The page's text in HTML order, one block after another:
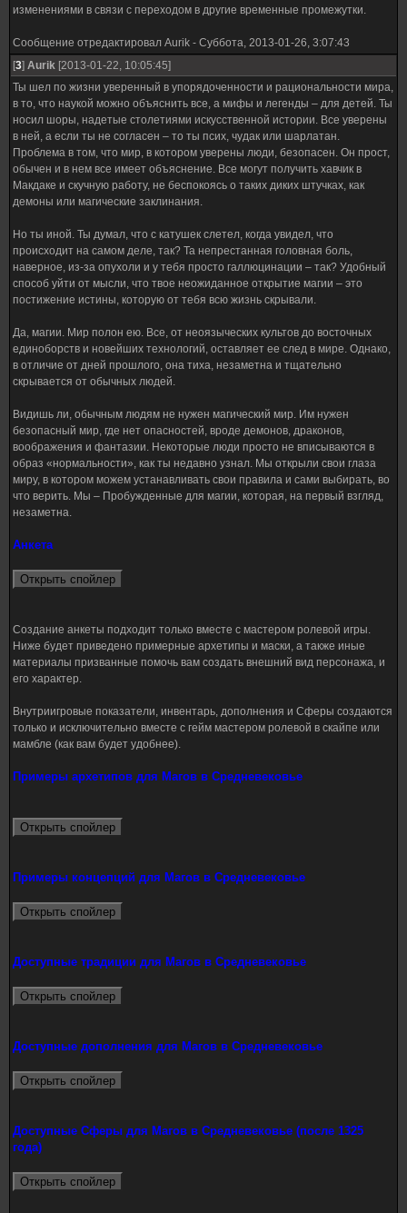
изменениями в связи с переходом в другие временные промежутки.
Сообщение отредактировал Aurik - Суббота, 2013-01-26, 3:07:43
[3] Aurik [2013-01-22, 10:05:45]
Ты шел по жизни уверенный в упорядоченности и рациональности мира,
в то, что наукой можно объяснить все, а мифы и легенды – для детей. Ты
носил шоры, надетые столетиями искусственной истории. Все уверены
в ней, а если ты не согласен – то ты псих, чудак или шарлатан.
Проблема в том, что мир, в котором уверены люди, безопасен. Он прост,
обычен и в нем все имеет объяснение. Все могут получить хавчик в
Макдаке и скучную работу, не беспокоясь о таких диких штучках, как
демоны или магические заклинания.
Но ты иной. Ты думал, что с катушек слетел, когда увидел, что
происходит на самом деле, так? Та непрестанная головная боль,
наверное, из-за опухоли и у тебя просто галлюцинации – так? Удобный
способ уйти от мысли, что твое неожиданное открытие магии – это
постижение истины, которую от тебя всю жизнь скрывали.
Да, магии. Мир полон ею. Все, от неоязыческих культов до восточных
единоборств и новейших технологий, оставляет ее след в мире. Однако,
в отличие от дней прошлого, она тиха, незаметна и тщательно
скрывается от обычных людей.
Видишь ли, обычным людям не нужен магический мир. Им нужен
безопасный мир, где нет опасностей, вроде демонов, драконов,
воображения и фантазии. Некоторые люди просто не вписываются в
образ «нормальности», как ты недавно узнал. Мы открыли свои глаза
миру, в котором можем устанавливать свои правила и сами выбирать, во
что верить. Мы – Пробужденные для магии, которая, на первый взгляд,
незаметна.
Анкета
Создание анкеты подходит только вместе с мастером ролевой игры.
Ниже будет приведено примерные архетипы и маски, а также иные
материалы призванные помочь вам создать внешний вид персонажа, и
его характер.
Внутриигровые показатели, инвентарь, дополнения и Сферы создаются
только и исключительно вместе с гейм мастером ролевой в скайпе или
мамбле (как вам будет удобнее).
Примеры архетипов для Магов в Средневековье
Примеры концепций для Магов в Средневековье
Доступные традиции для Магов в Средневековье
Доступные дополнения для Магов в Средневековье
Доступные Cферы для Магов в Средневековье (после 1325
года)